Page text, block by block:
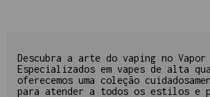
Descubra a arte do vaping no Vapor
Especializados em vapes de alta
oferecemos uma coleção
para atender a todos os estilos e